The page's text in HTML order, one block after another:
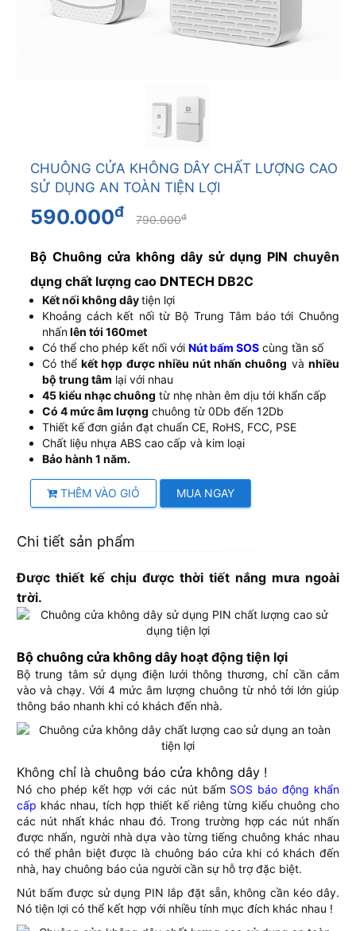
CHUÔNG CỬA KHÔNG DÂY CHẤT LƯỢNG CAO
SỬ DỤNG AN TOÀN TIỆN LỢI
590.000đ 790.000đ
Bộ Chuông cửa không dây sử dụng PIN chuyên
dụng chất lượng cao DNTECH DB2C
Kết nối không dâytiện lợi
Khoảng cách kết nối từ Bộ Trung Tâm báo tới Chuông
nhấnlên tới 160met
Có thể cho phép kết nối với Nút bấm SOScùng tần số
Có thểkết hợp được nhiều nút nhấn chuông và nhiều
bộ trung tâm lại với nhau
45 kiểu nhạc chuông từ nhẹ nhàn êm dịu tới khẩn cấp
Có 4 mức âm lượng chuông từ 0Db đến 12Db
Thiết kế đơn giản đạt chuẩn CE, RoHS, FCC, PSE
Chất liệu nhựa ABS cao cấp và kim loại
Bảo hành 1 năm.
THÊM VÀO GIỎ MUA NGAY
Chi tiết sản phẩm
Được thiết kế chịu được thời tiết nắng mưa ngoài
trời.
Bộ chuông cửa không dây hoạt động tiện lợi
Bộ trung tâm sử dụng điện lưới thông thương, chỉ cần cắm
vào và chạy. Với 4 mức âm lượng chuông từ nhỏ tới lớn giúp
thông báo nhanh khi có khách đến nhà.
Không chỉ làchuông báo cửa không dây !
Nó cho phép kết hợp với các nút bấm SOS báo động khẩn
cấp khác nhau, tích hợp thiết kế riêng từng kiểu chuông cho
các nút nhất khác nhau đó. Trong trường hợp các nút nhấn
được nhấn, người nhà dựa vào từng tiếng chuông khác nhau
có thể phân biệt được là chuông báo cửa khi có khách đến
nhà, hay chuông báo của người cần sự hỗ trợ đặc biệt.
Nút bấm được sử dụng PIN lắp đặt sẵn, không cần kéo dây.
Nó tiện lợi có thể kết hợp với nhiều tính mục đích khác nhau !